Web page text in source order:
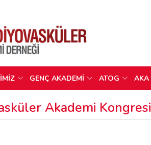
GENÇ AKADEMİ ATOG AKA
Akademi Kongresi